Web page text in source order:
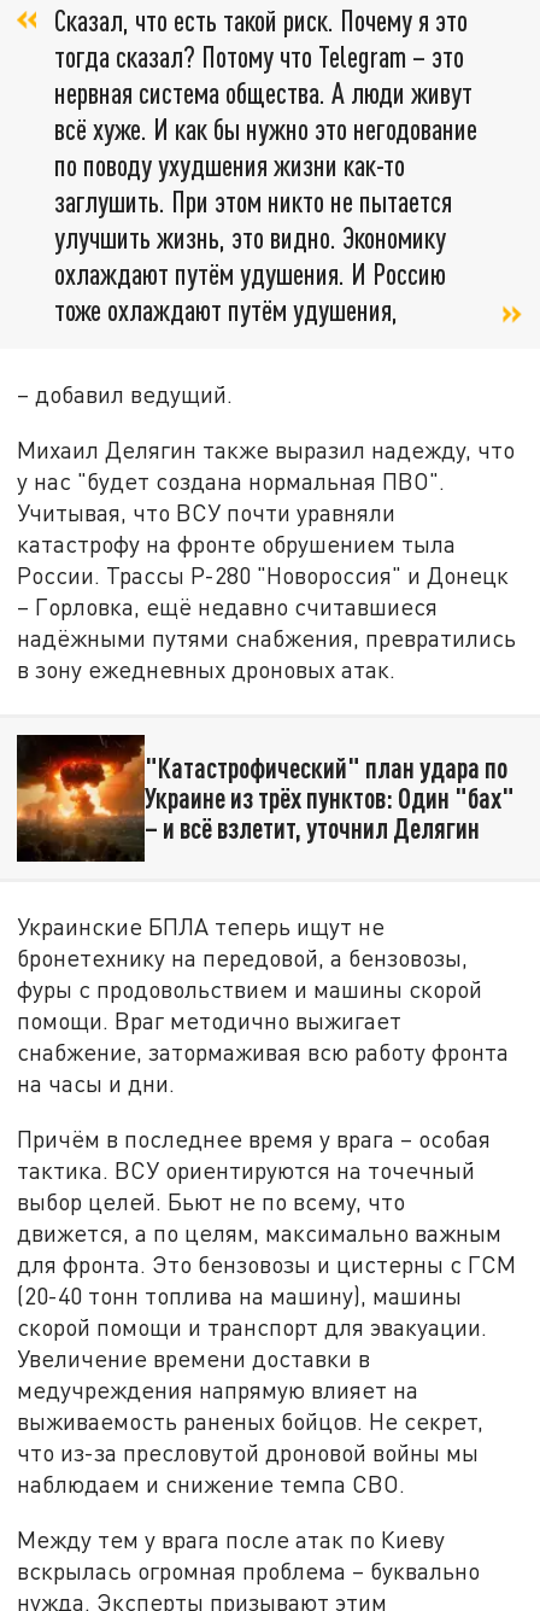
Сказал, что есть такой риск. Почему я это
тогда сказал? Потому что Telegram – это
нервная система общества. А люди живут
всё хуже. И как бы нужно это негодование
по поводу ухудшения жизни как-то
заглушить. При этом никто не пытается
улучшить жизнь, это видно. Экономику
охлаждают путём удушения. И Россию
тоже охлаждают путём удушения,
– добавил ведущий.
Михаил Делягин также выразил надежду, что
у нас "будет создана нормальная ПВО".
Учитывая, что ВСУ почти уравняли
катастрофу на фронте обрушением тыла
России. Трассы Р-280 "Новороссия" и Донецк
– Горловка, ещё недавно считавшиеся
надёжными путями снабжения, превратились
в зону ежедневных дроновых атак.
"Катастрофический" план удара по
Украине из трёх пунктов: Один "бах"
– и всё взлетит, уточнил Делягин
Украинские БПЛА теперь ищут не
бронетехнику на передовой, а бензовозы,
фуры с продовольствием и машины скорой
помощи. Враг методично выжигает
снабжение, затормаживая всю работу фронта
на часы и дни.
Причём в последнее время у врага – особая
тактика. ВСУ ориентируются на точечный
выбор целей. Бьют не по всему, что
движется, а по целям, максимально важным
для фронта. Это бензовозы и цистерны с ГСМ
(20-40 тонн топлива на машину), машины
скорой помощи и транспорт для эвакуации.
Увеличение времени доставки в
медучреждения напрямую влияет на
выживаемость раненых бойцов. Не секрет,
что из-за пресловутой дроновой войны мы
наблюдаем и снижение темпа СВО.
Между тем у врага после атак по Киеву
вскрылась огромная проблема – буквально
нужда. Эксперты призывают этим